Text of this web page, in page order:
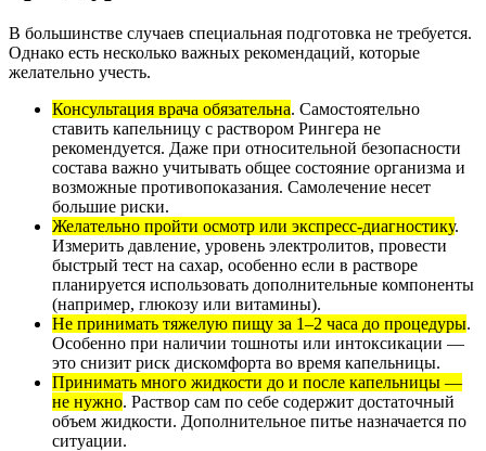
В большинстве случаев специальная подготовка не требуется.
Однако есть несколько важных рекомендаций, которые
желательно учесть.
Консультация врача обязательна. Самостоятельно
ставить капельницу с раствором Рингера не
рекомендуется. Даже при относительной безопасности
состава важно учитывать общее состояние организма и
возможные противопоказания. Самолечение несет
большие риски.
Желательно пройти осмотр или экспресс-диагностику.
Измерить давление, уровень электролитов, провести
быстрый тест на сахар, особенно если в растворе
планируется использовать дополнительные компоненты
(например, глюкозу или витамины).
Не принимать тяжелую пищу за 1–2 часа до процедуры.
Особенно при наличии тошноты или интоксикации —
это снизит риск дискомфорта во время капельницы.
Принимать много жидкости до и после капельницы —
не нужно. Раствор сам по себе содержит достаточный
объем жидкости. Дополнительное питье назначается по
ситуации.